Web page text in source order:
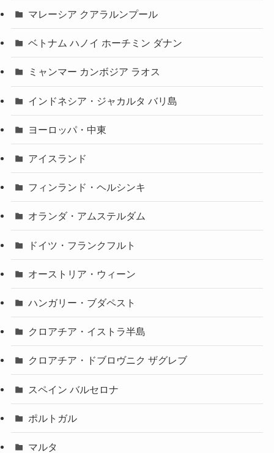
マレーシア クアラルンプール
ベトナム ハノイ ホーチミン ダナン
ミャンマー カンボジア ラオス
インドネシア・ジャカルタ バリ島
ヨーロッパ・中東
アイスランド
フィンランド・ヘルシンキ
オランダ・アムステルダム
ドイツ・フランクフルト
オーストリア・ウィーン
ハンガリー・ブダペスト
クロアチア・イストラ半島
クロアチア・ドブロヴニク ザグレブ
スペイン バルセロナ
ポルトガル
マルタ